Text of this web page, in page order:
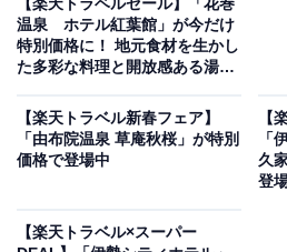
「富士河口湖温泉 富士山の見
ル」は現在特別価格で宿泊可能で
温泉 ホテル紅葉館」が今だけ
特別価格に！ 地元食材を生かし
た多彩な料理と開放感ある湯巡
【楽天トラベル新春フェア】
「由布院温泉 草庵秋桜」が特別
価格で登場中
【
「
久
登
【楽天トラベル×スーパー